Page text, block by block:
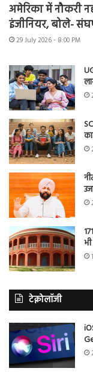
अमेरिका में नौकरी
इंजीनियर, बोले-
29 July 2026 - 8:00 PM
टेक्नोलॉजी